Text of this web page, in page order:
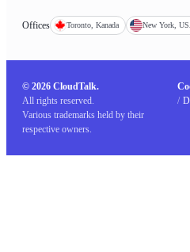
Offices Toronto, Kanada New York,
© 2026 CloudTalk.
All rights reserved.
Various trademarks held by their
respective owners.
/